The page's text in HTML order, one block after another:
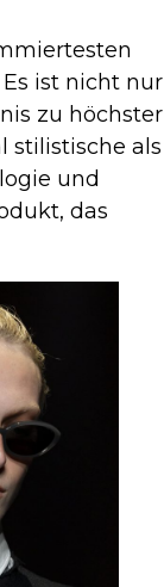
ist nicht nur
zu höchster
stilistische als
und
das